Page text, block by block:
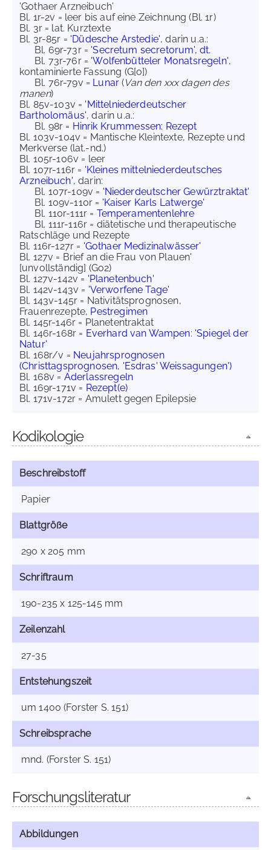
'Gothaer Arzneibuch'
Bl. 1r-2v = leer bis auf eine Zeichnung (Bl. 1r)
Bl. 3r = lat. Kurztexte
Bl. 3r-85r = 'Düdesche Arstedie', darin u.a.:
Bl. 69r-73r = 'Secretum secretorum', dt.
Bl. 73r-76r = 'Wolfenbütteler Monatsregeln',
kontaminierte Fassung (G[o])
Bl. 76r-79v = Lunar (Van den xxx dagen des
manen)
Bl. 85v-103v = 'Mittelniederdeutscher
Bartholomäus', darin u.a.:
Bl. 98r = Hinrik Krummessen: Rezept
Bl. 103v-104v = Mantische Kleintexte, Rezepte und
Merkverse (lat.-nd.)
Bl. 105r-106v = leer
Bl. 107r-116r = 'Kleines mittelniederdeutsches
Arzneibuch', darin:
Bl. 107r-109v = 'Niederdeutscher Gewürztraktat'
Bl. 109v-110r = 'Kaiser Karls Latwerge'
Bl. 110r-111r = Temperamentenlehre
Bl. 111r-116r = diätetische und therapeutische
Ratschläge und Rezepte
Bl. 116r-127r = 'Gothaer Medizinalwässer'
Bl. 127v = Brief an die Frau von Plauen'
[unvollständig] (Go2)
Bl. 127v-142v = 'Planetenbuch'
Bl. 142v-143v = 'Verworfene Tage'
Bl. 143v-145r = Nativitätsprognosen,
Frauenrezepte, Pestregimen
Bl. 145r-146r = Planetentraktat
Bl. 146r-168r = Everhard van Wampen: 'Spiegel der
Natur'
Bl. 168r/v = Neujahrsprognosen
(Christtagsprognosen, 'Esdras' Weissagungen')
Bl. 168v = Aderlassregeln
Bl. 169r-171v = Rezept(e)
Bl. 171v-172r = Amulett gegen Epilepsie
Kodikologie
Beschreibstoff
Papier
Blattgröße
290 x 205 mm
Schriftraum
190-235 x 125-145 mm
Zeilenzahl
27-35
Entstehungszeit
um 1400 (Forster S. 151)
Schreibsprache
mnd. (Forster S. 151)
Forschungsliteratur
Abbildungen